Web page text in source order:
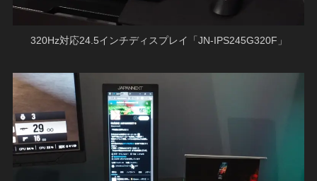
320Hz対応24.5インチディスプレイ「JN-IPS245G320F」